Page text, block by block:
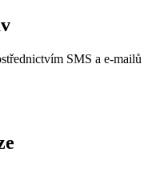
SMS a e-mailů